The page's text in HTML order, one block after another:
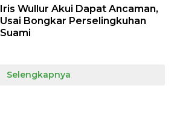
Iris Wullur Akui Dapat Ancaman,
Usai Bongkar Perselingkuhan
Suami
Selengkapnya